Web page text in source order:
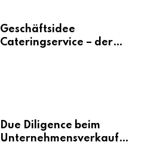
Geschäftsidee
Cateringservice – der
Due Diligence beim
Unternehmensverkauf